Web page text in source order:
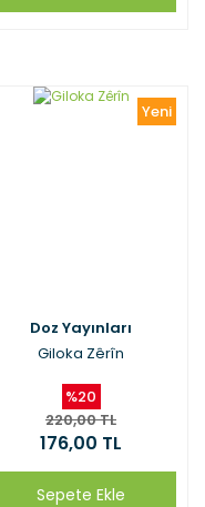
Yeni
Doz Yayınları
Giloka Zêrîn
%20
220,00 TL
176,00 TL
Sepete Ekle